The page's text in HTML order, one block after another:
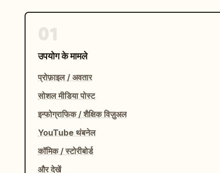
उपयोग के मामले
प्रोफ़ाइल / अवतार
सोशल मीडिया पोस्ट
इन्फोग्राफिक / शैक्षिक विज़ुअल
YouTube थंबनेल
कॉमिक / स्टोरीबोर्ड
और देखें